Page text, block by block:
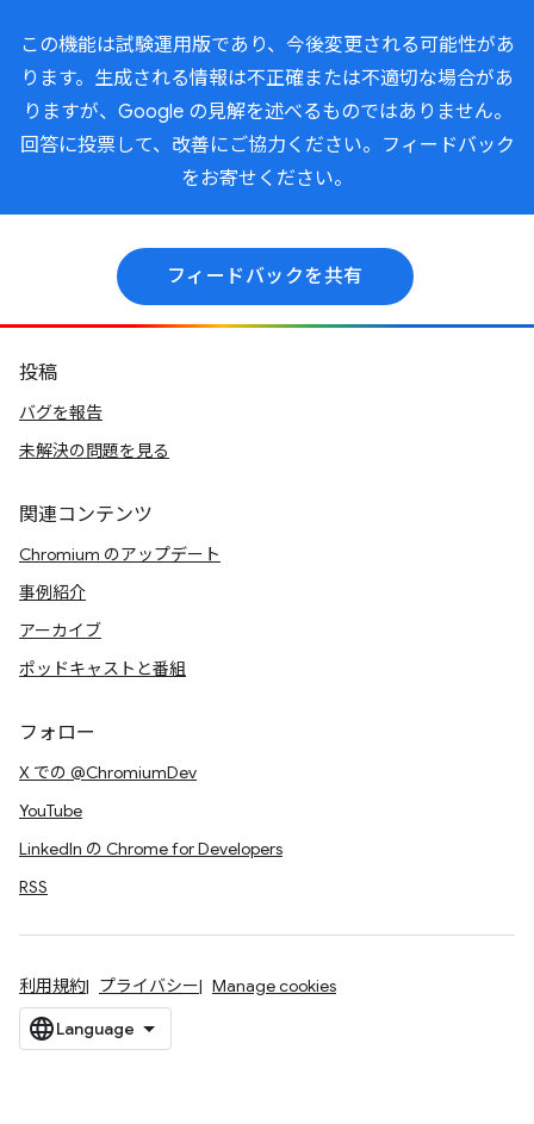
この機能は試験運用版であり、今後変更される可能性があ
ります。生成される情報は不正確または不適切な場合があ
りますが、Google の見解を述べるものではありません。
回答に投票して、改善にご協力ください。フィードバック
をお寄せください。
フィードバックを共有
投稿
バグを報告
未解決の問題を見る
関連コンテンツ
Chromium のアップデート
事例紹介
アーカイブ
ポッドキャストと番組
フォロー
X での @ChromiumDev
YouTube
LinkedIn の Chrome for Developers
RSS
利用規約 プライバシー Manage cookies